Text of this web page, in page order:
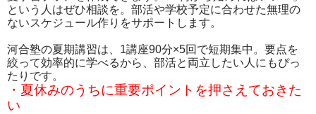
という人はぜひ相談を。部活や学校予定に合わせた無理の
ないスケジュール作りをサポートします。
河合塾の夏期講習は、1講座90分×5回で短期集中。要点を
絞って効率的に学べるから、部活と両立したい人にもぴっ
たりです。
・夏休みのうちに重要ポイントを押さえておきた
い